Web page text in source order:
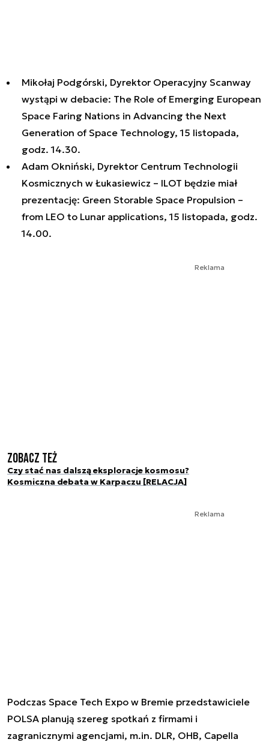
Mikołaj Podgórski, Dyrektor Operacyjny Scanway
wystąpi w debacie: The Role of Emerging European
Space Faring Nations in Advancing the Next
Generation of Space Technology, 15 listopada,
godz. 14.30.
Adam Okniński, Dyrektor Centrum Technologii
Kosmicznych w Łukasiewicz – ILOT będzie miał
prezentację: Green Storable Space Propulsion –
from LEO to Lunar applications, 15 listopada, godz.
14.00.
Reklama
Zobacz też
Czy stać nas dalszą eksploracje kosmosu?
Kosmiczna debata w Karpaczu [RELACJA]
Reklama
Podczas Space Tech Expo w Bremie przedstawiciele
POLSA planują szereg spotkań z firmami i
zagranicznymi agencjami, m.in. DLR, OHB, Capella